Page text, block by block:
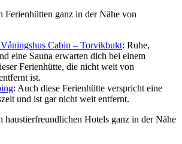
Ferienhütten ganz in der Nähe von
Cabin – Torvikbukt: Ruhe,
eine Sauna erwarten dich bei einem
Ferienhütte, die nicht weit von
ist.
: Auch diese Ferienhütte verspricht eine
und ist gar nicht weit entfernt.
haustierfreundlichen Hotels ganz in der Nähe